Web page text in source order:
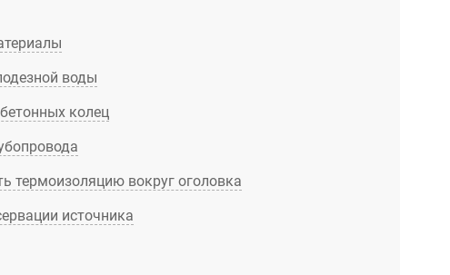
воды
колец
термоизоляцию вокруг оголовка
источника